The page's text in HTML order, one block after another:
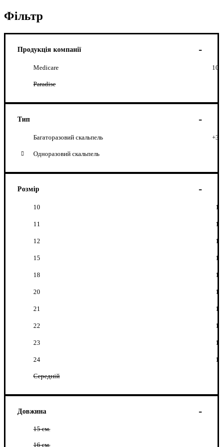
Фільтр
Продукція компанії
Medicare 10
Paradise
Тип
Багаторазовий скальпель +3
Одноразовий скальпель
Розмір
10 1
11 1
12 1
15 1
18 1
20 1
21 1
22 1
23 1
24 1
Середній
Довжина
15 см.
16 см.